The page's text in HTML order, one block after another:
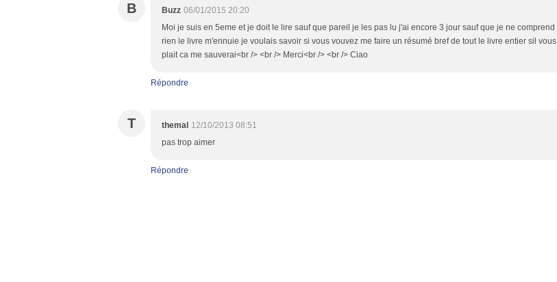
B Buzz 06/01/2015 20:20
Moi je suis en 5eme et je doit le lire sauf que pareil je les pas lu j'ai encore 3 jour sauf que je ne comprend
rien le livre m'ennuie je voulais savoir si vous vouvez me faire un résumé bref de tout le livre entier sil vous
plait ca me sauverai<br /> <br /> Merci<br /> <br /> Ciao
Répondre
T themal 12/10/2013 08:51
pas trop aimer
Répondre